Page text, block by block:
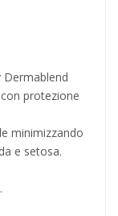
protezione
minimizzando
e setosa.